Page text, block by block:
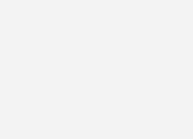
mit Geruchsverschluss
von weniger als